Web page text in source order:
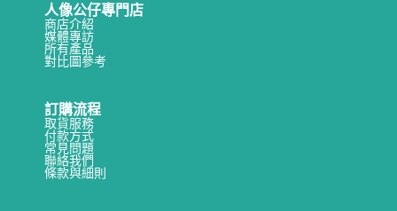
人像公仔專門店
商店介紹
媒體專訪
所有產品
對比圖參考
訂購流程
取貨服務
付款方式
常見問題
聯絡我們
條款與細則